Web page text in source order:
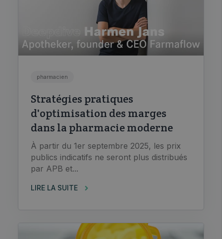
pharmacien
Stratégies pratiques
d'optimisation des marges
dans la pharmacie moderne
À partir du 1er septembre 2025, les prix
publics indicatifs ne seront plus distribués
par APB et...
LIRE LA SUITE